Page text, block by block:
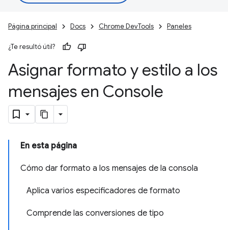
Página principal Docs Chrome DevTools Paneles
¿Te resultó útil?
Asignar formato y estilo a los
mensajes en Console
En esta página
Cómo dar formato a los mensajes de la consola
Aplica varios especificadores de formato
Comprende las conversiones de tipo